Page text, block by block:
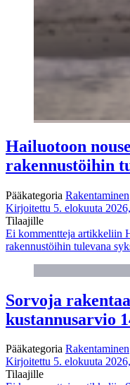
Hailuotoon
rakennustöihin
Pääkategoria Rakentaminen
Kirjoitettu 5. elokuuta
Tilaajille
Ei kommentteja artikkeliin
rakennustöihin tulevana
Sorvoja
kustannusarvio
Pääkategoria Rakentaminen
Kirjoitettu 5. elokuuta
Tilaajille